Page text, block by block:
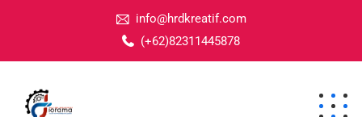
info@hrdkreatif.com
(+62)82311445878